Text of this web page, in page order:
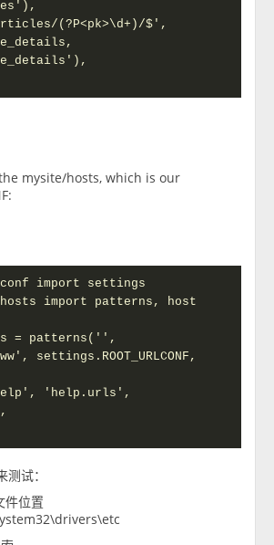
mysite/hosts, which is our
import settings
import patterns, host
= patterns('',
试：
位置